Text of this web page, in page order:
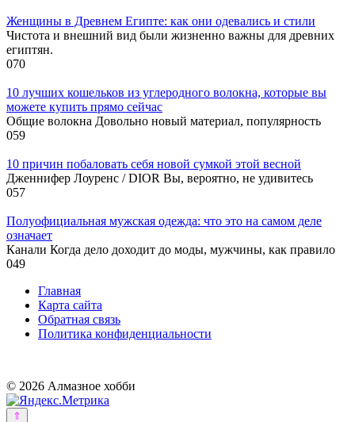
Женщины в Древнем Египте: как они одевались и стили
Чистота и внешний вид были жизненно важны для древних
египтян.
070
10 лучших кошельков из углеродного волокна, которые вы
можете купить прямо сейчас
Общие волокна Довольно новый материал, популярность
059
10 причин побаловать себя новой сумкой этой весной
Дженнифер Лоуренс / DIOR Вы, вероятно, не удивитесь
057
Полуофициальная мужская одежда: что это на самом деле
означает
Канали Когда дело доходит до моды, мужчины, как правило
049
Главная
Карта сайта
Обратная связь
Политика конфиденциальности
© 2026 Алмазное хобби